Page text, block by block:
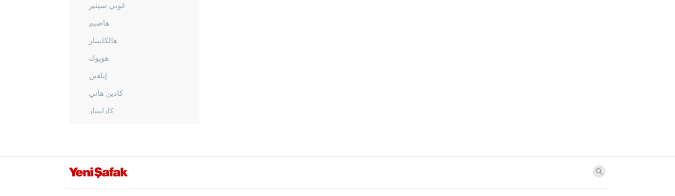
غوني سينير
هاضيم
هالكابينار
هويوك
إيلغين
كادين هاني
كارابينار
صاراي أونو